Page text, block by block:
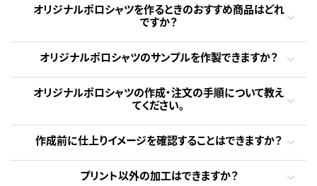
オリジナルポロシャツを作るときのおすすめ商品はどれ
ですか？
オリジナルポロシャツのサンプルを作製できますか？
オリジナルポロシャツの作成・注文の手順について教え
てください。
作成前に仕上りイメージを確認することはできますか？
プリント以外の加工はできますか？